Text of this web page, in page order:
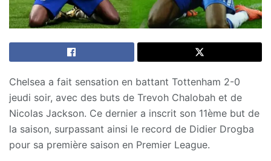
Chelsea a fait sensation en battant Tottenham 2-0
jeudi soir, avec des buts de Trevoh Chalobah et de
Nicolas Jackson. Ce dernier a inscrit son 11ème but de
la saison, surpassant ainsi le record de Didier Drogba
pour sa première saison en Premier League.